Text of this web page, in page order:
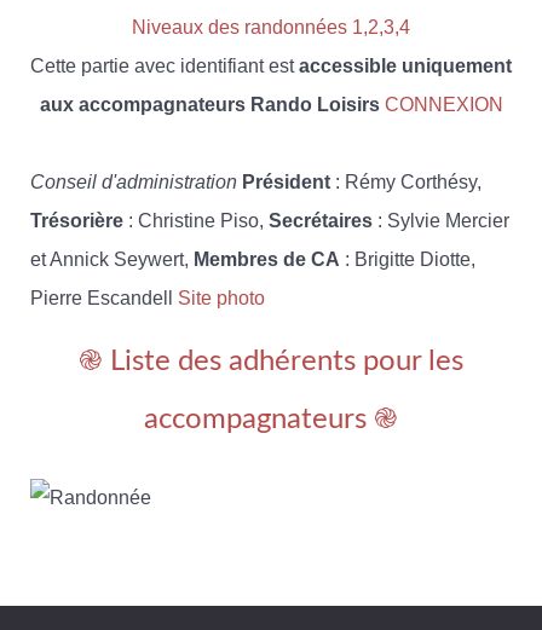
Niveaux des randonnées 1,2,3,4
Cette partie avec identifiant estaccessible uniquement
aux accompagnateurs Rando Loisirs CONNEXION
Conseil d'administration Président : Rémy Corthésy,
Trésorière : Christine Piso, Secrétaires : Sylvie Mercier
et Annick Seywert, Membres de CA : Brigitte Diotte,
Pierre Escandell Site photo
֎ Liste des adhérents pour les
accompagnateurs ֎